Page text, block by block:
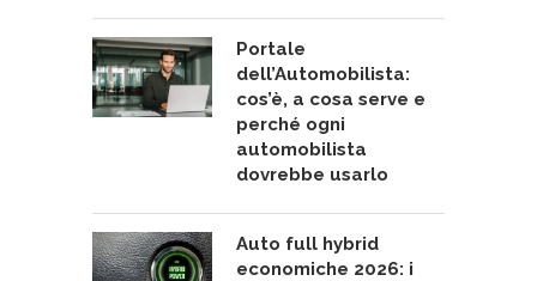
Portale
dell’Automobilista:
cos’è, a cosa serve e
perché ogni
automobilista
dovrebbe usarlo
Auto full hybrid
economiche 2026: i